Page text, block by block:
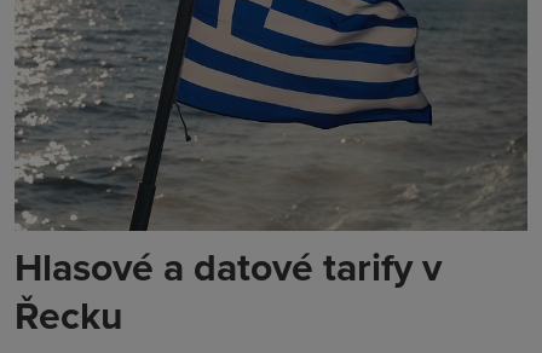
Hlasové a datové tarify v
Řecku